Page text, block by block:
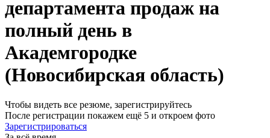
департамента продаж на
полный день в
Академгородке
(Новосибирская область)
Чтобы видеть все резюме, зарегистрируйтесь
После регистрации покажем ещё 5 и откроем фото
Зарегистрироваться